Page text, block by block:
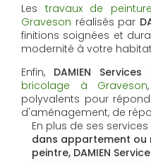
Les travaux de
Graveson réalisés par
finitions soignées et
modernité à votre
Enfin, DAMIEN Services
bricolage à Graveson
polyvalents pour
d'aménagement, de
En plus de ses services
dans appartement ou
peintre, DAMIEN